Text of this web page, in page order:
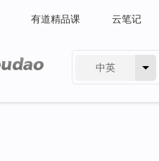
有道精品课 云笔记
中英